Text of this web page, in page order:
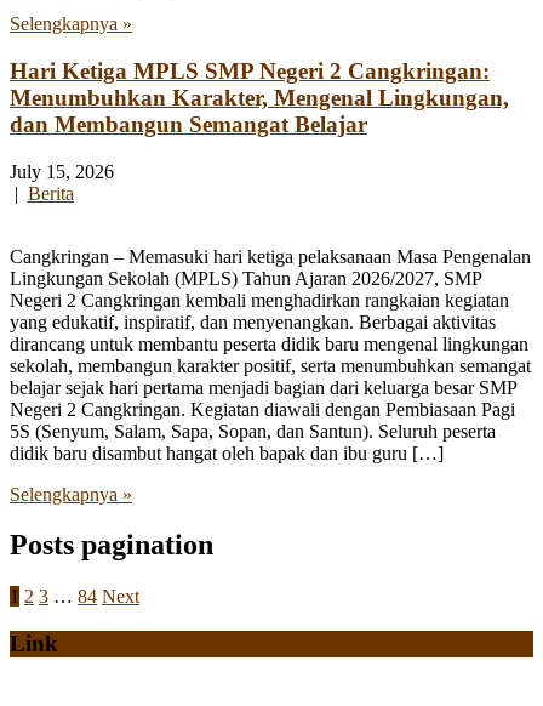
Selengkapnya »
Hari Ketiga MPLS SMP Negeri 2 Cangkringan:
Menumbuhkan Karakter, Mengenal Lingkungan,
dan Membangun Semangat Belajar
July 15, 2026
| Berita
Cangkringan – Memasuki hari ketiga pelaksanaan Masa Pengenalan
Lingkungan Sekolah (MPLS) Tahun Ajaran 2026/2027, SMP
Negeri 2 Cangkringan kembali menghadirkan rangkaian kegiatan
yang edukatif, inspiratif, dan menyenangkan. Berbagai aktivitas
dirancang untuk membantu peserta didik baru mengenal lingkungan
sekolah, membangun karakter positif, serta menumbuhkan semangat
belajar sejak hari pertama menjadi bagian dari keluarga besar SMP
Negeri 2 Cangkringan. Kegiatan diawali dengan Pembiasaan Pagi
5S (Senyum, Salam, Sapa, Sopan, dan Santun). Seluruh peserta
didik baru disambut hangat oleh bapak dan ibu guru […]
Selengkapnya »
Posts pagination
1 2 3 … 84 Next
Link